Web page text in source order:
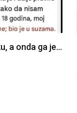
a onda ga je…